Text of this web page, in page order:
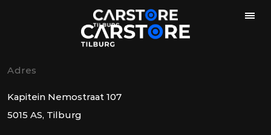
Adres
Kapitein Nemostraat 107
5015 AS, Tilburg